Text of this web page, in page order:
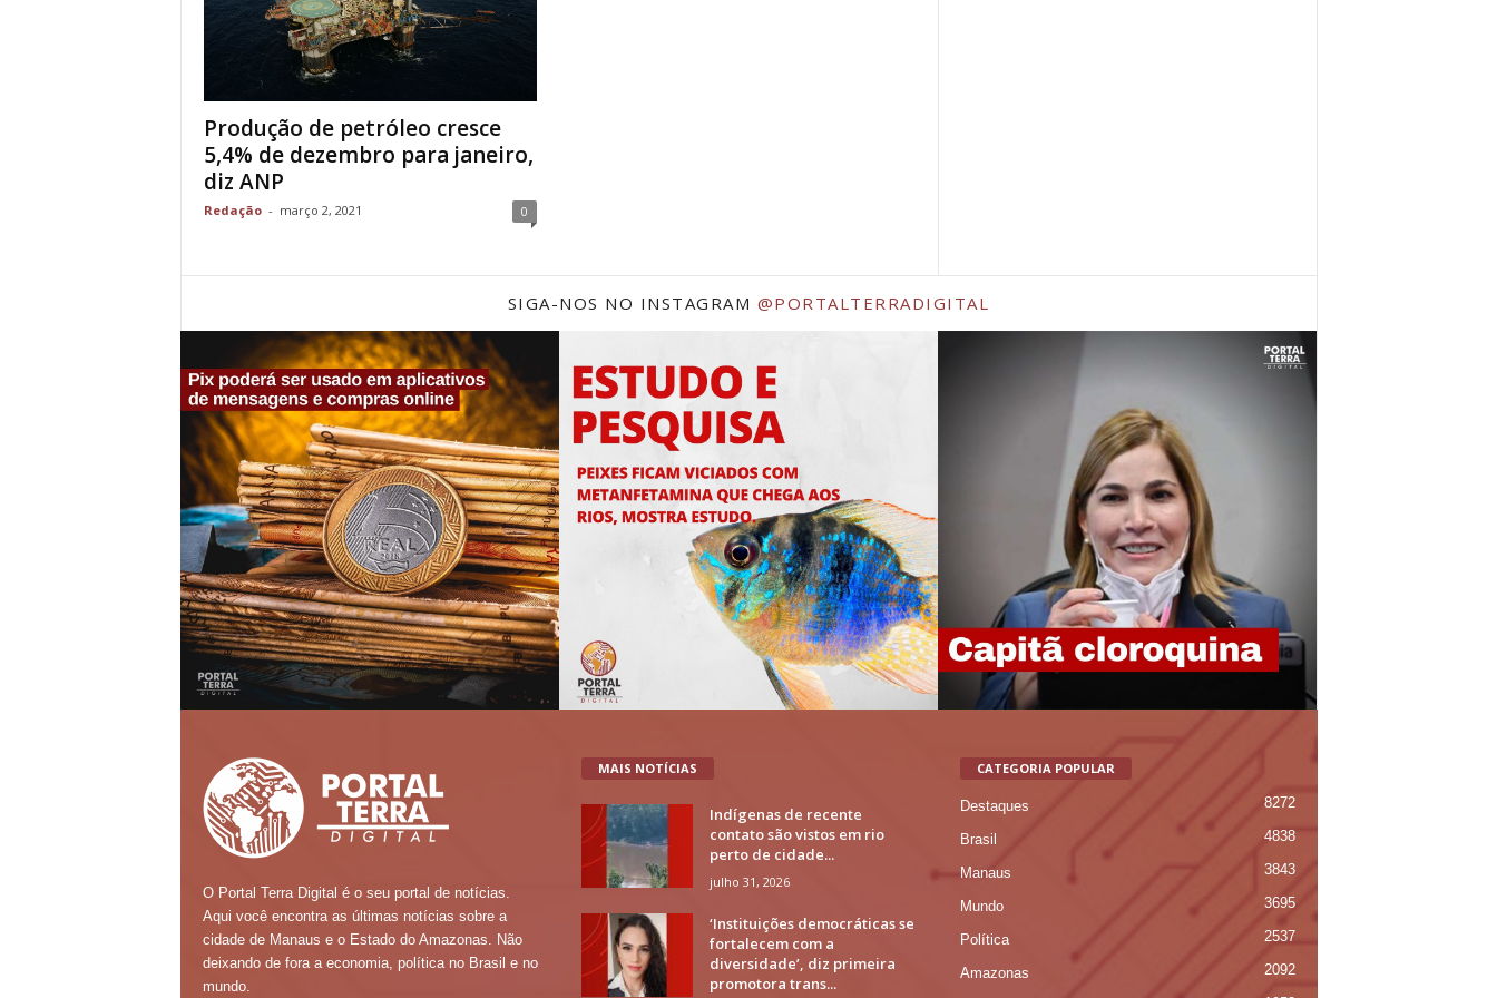
Produção de petróleo cresce
5,4% de dezembro para janeiro,
diz ANP
Redação - março 2, 2021 0
SIGA-NOS NO INSTAGRAM @PORTALTERRADIGITAL
O Portal Terra Digital é o seu portal de notícias.
Aqui você encontra as últimas notícias sobre a
cidade de Manaus e o Estado do Amazonas. Não
deixando de fora a economia, política no Brasil e no
mundo.
MAIS NOTÍCIAS
Indígenas de recente
contato são vistos em rio
perto de cidade...
julho 31, 2026
‘Instituições democráticas se
fortalecem com a
diversidade’, diz primeira
promotora trans...
CATEGORIA POPULAR
Destaques 8272
Brasil 4838
Manaus 3843
Mundo 3695
Política 2537
Amazonas
2092